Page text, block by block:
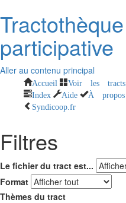
Tractothèque
participative
Aller au contenu principal
Accueil Voir les tracts
Index
Aide À propos
Syndicoop.fr
Filtres
Le fichier du tract est...
Format
Thèmes du tract